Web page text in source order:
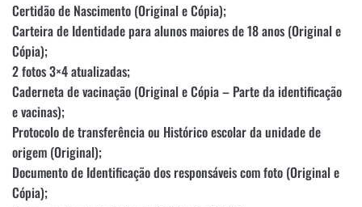
Certidão de Nascimento (Original e Cópia);
Carteira de Identidade para alunos maiores de 18 anos (Original e
Cópia);
2 fotos 3×4 atualizadas;
Caderneta de vacinação (Original e Cópia – Parte da identificação
e vacinas);
Protocolo de transferência ou Histórico escolar da unidade de
origem (Original);
Documento de Identificação dos responsáveis com foto (Original e
Cópia);